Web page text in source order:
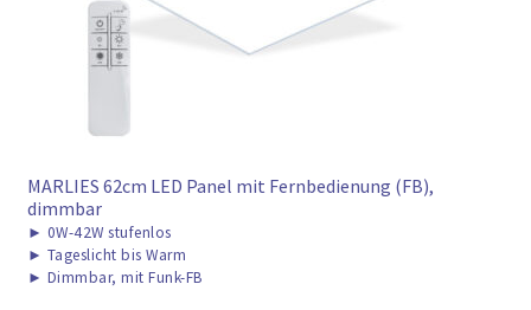
MARLIES 62cm LED Panel mit Fernbedienung (FB),
dimmbar
► 0W-42W stufenlos
► Tageslicht bis Warm
► Dimmbar, mit Funk-FB